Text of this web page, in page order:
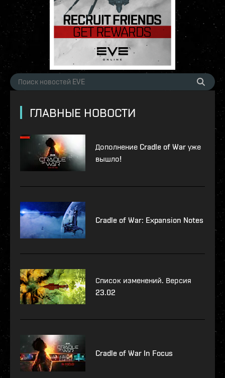
ГЛАВНЫЕ НОВОСТИ
Дополнение Cradle of War уже
вышло!
Cradle of War: Expansion Notes
Список изменений. Версия
23.02
Cradle of War In Focus